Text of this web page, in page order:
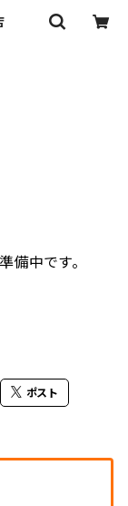
備中です。
ポスト